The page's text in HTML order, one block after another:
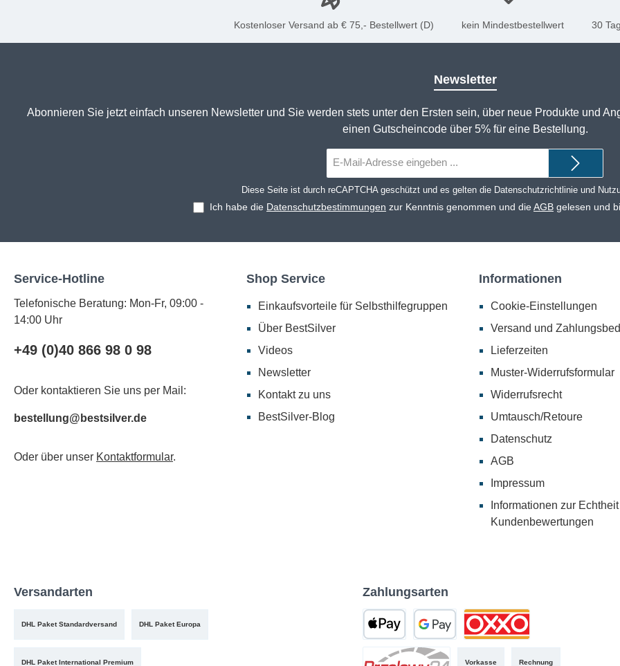
Kostenloser Versand ab € 75,- Bestellwert (D) kein Mindestbestellwert 30
Newsletter
Abonnieren Sie jetzt einfach unseren Newsletter und Sie werden stets unter den Ersten sein, über neue Produkte und
einen Gutscheincode über 5% für eine Bestellung.
Mail-
Adresse*
Diese Seite ist durch reCAPTCHA geschützt und es gelten die Datenschutzrichtlinieund
Ich habe die Datenschutzbestimmungen zur Kenntnis genommen und die AGB gelesen und
Service-Hotline
Telefonische Beratung: Mon-Fr, 09:00 -
14:00 Uhr
+49 (0)40 866 98 0 98
Oder kontaktieren Sie uns per Mail:
bestellung@bestsilver.de
Oder über unser Kontaktformular.
Shop Service
Einkaufsvorteile für Selbsthilfegruppen
Über BestSilver
Videos
Newsletter
Kontakt zu uns
BestSilver-Blog
Informationen
Cookie-Einstellungen
Versand und
Lieferzeiten
Muster-Widerrufsformular
Widerrufsrecht
Umtausch/Retoure
Datenschutz
AGB
Impressum
Informationen zur
Kundenbewertungen
Versandarten
DHL Paket Standardversand DHL Paket Europa
DHL Paket International Premium
Zahlungsarten
Vorkasse Rechnung